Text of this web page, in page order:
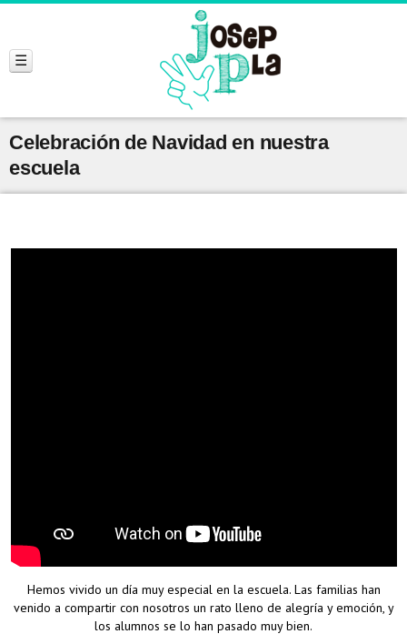
Celebración de Navidad en nuestra
escuela
Hemos vivido un día muy especial en la escuela. Las familias han
venido a compartir con nosotros un rato lleno de alegría y emoción, y
los alumnos se lo han pasado muy bien.